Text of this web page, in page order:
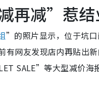
再减”惹结
”的照片显示，位于坑
有网友发现店内再贴出
SALE”等大型减价海